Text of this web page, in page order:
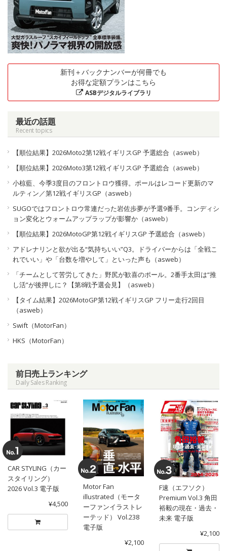
新刊＋バックナンバーが何冊でも
お得な定額プランはこちら
ASBデジタルライブラリ
最近の話題
Recent topics
【順位結果】2026Moto2第12戦イギリスGP 予選総合（asweb）
【順位結果】2026Moto3第12戦イギリスGP 予選総合（asweb）
小椋藍、今季3度目のフロントロウ獲得。ポールはレコード更新のマ
ルティン／第12戦イギリスGP（asweb）
SUGOではフロントロウ常連だった岩佐歩夢が予選9番手。コンディシ
ョン変化とウォームアップラップが影響か（asweb）
【順位結果】2026MotoGP第12戦イギリスGP 予選総合（asweb）
アドレナリンと欲が出る“気持ちいい”Q3。ドライバーからは「全戦こ
れでいい」や「台数を増やして」といった声も（asweb）
「チームとして苦労してきた」野尻が歓喜のポール。2番手太田は“推
し活”が後押しに？【第8戦予選会見】（asweb）
【タイム結果】2026MotoGP第12戦イギリスGP フリー走行2回目
（asweb）
Swift（MotorFan）
HKS（MotorFan）
前日売上ランキング
Daily Sales Ranking
CAR STYLING（カー
スタイリング）
2026 Vol.3 電子版
¥4,500
Motor Fan
illustrated（モータ
ーファンイラストレ
ーテッド） Vol.238
電子版
¥2,100
F速（エフソク）
Premium Vol.3 角田
裕毅の現在・過去・
未来 電子版
¥2,100